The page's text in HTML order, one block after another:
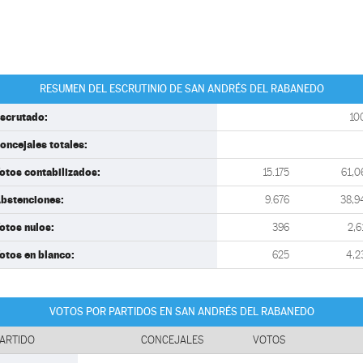
RESUMEN DEL ESCRUTINIO DE SAN ANDRÉS DEL RABANEDO
totales:
contabilizados: 15.175
9.676
nulos: 396
en blanco: 625
VOTOS POR PARTIDOS EN SAN ANDRÉS DEL RABANEDO
CONCEJALES VOTOS